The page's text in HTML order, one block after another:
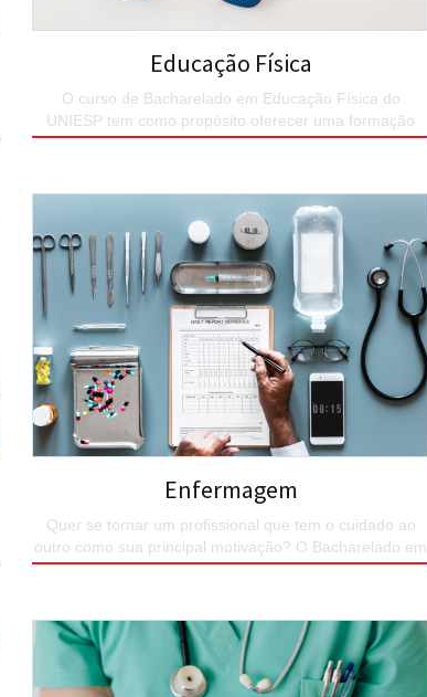
Educação Física
O curso de Bacharelado em Educação Física do
UNIESP tem como propósito oferecer uma formação
acadêmico-profissional generalista e humanista.
Enfermagem
Quer se tornar um profissional que tem o cuidado ao
outro como sua principal motivação? O Bacharelado em
Enfermagem do UNIESP é o seu curso.